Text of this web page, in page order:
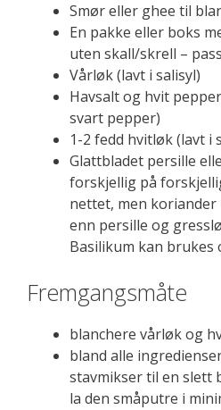
Smør eller ghee til
En pakke eller boks
uten skall/skrell –
Vårløk (lavt i salisyl)
Havsalt og hvit
svart pepper)
1-2 fedd hvitløk (lavt i
Glattbladet persille
forskjellig på
nettet, men
enn persille og
Basilikum kan brukes
Fremgangsmåte
blanchere vårløk og
bland alle
stavmikser til en slett
la den småputre i